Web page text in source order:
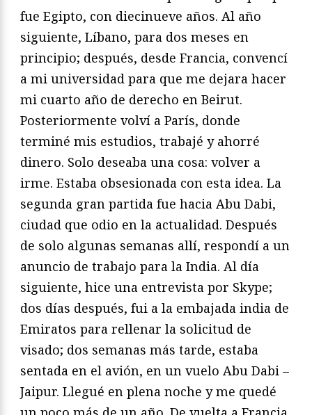
fue Egipto, con diecinueve años. Al año
siguiente, Líbano, para dos meses en
principio; después, desde Francia, convencí
a mi universidad para que me dejara hacer
mi cuarto año de derecho en Beirut.
Posteriormente volví a París, donde
terminé mis estudios, trabajé y ahorré
dinero. Solo deseaba una cosa: volver a
irme. Estaba obsesionada con esta idea. La
segunda gran partida fue hacia Abu Dabi,
ciudad que odio en la actualidad. Después
de solo algunas semanas allí, respondí a un
anuncio de trabajo para la India. Al día
siguiente, hice una entrevista por Skype;
dos días después, fui a la embajada india de
Emiratos para rellenar la solicitud de
visado; dos semanas más tarde, estaba
sentada en el avión, en un vuelo Abu Dabi –
Jaipur. Llegué en plena noche y me quedé